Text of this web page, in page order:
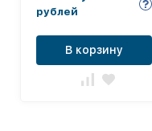
рублей
В корзину